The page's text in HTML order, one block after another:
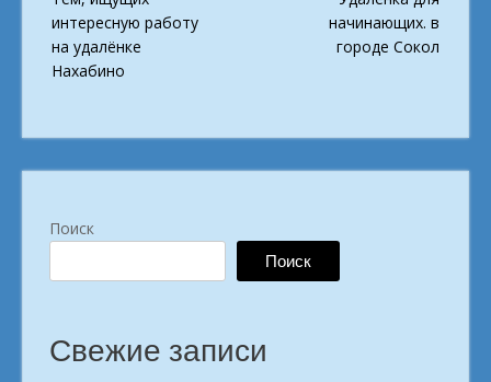
navigation
интересную работу
на удалёнке
Нахабино
начинающих. в
городе Сокол
Поиск
Поиск
Свежие записи